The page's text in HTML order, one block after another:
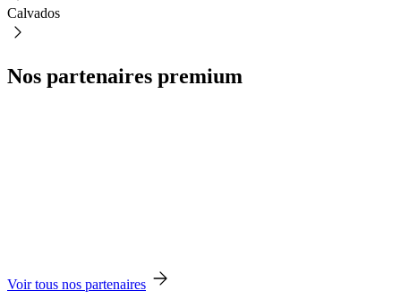
Calvados
Nos partenaires premium
Voir tous nos partenaires